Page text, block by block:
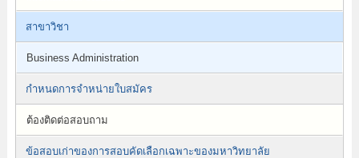
สาขาวิชา
Business Administration
กำหนดการจำหน่ายใบสมัคร
ต้องติดต่อสอบถาม
ข้อสอบเก่าของการสอบคัดเลือกเฉพาะของมหาวิทยาลัย